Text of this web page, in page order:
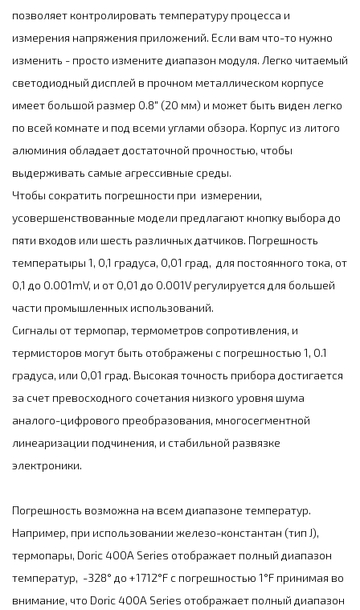
позволяет контролировать температуру процесса и
измерения напряжения приложений. Если вам что-то нужно
изменить - просто измените диапазон модуля. Легко читаемый
светодиодный дисплей в прочном металлическом корпусе
имеет большой размер 0.8" (20 мм) и может быть виден легко
по всей комнате и под всеми углами обзора. Корпус из литого
алюминия обладает достаточной прочностью, чтобы
выдерживать самые агрессивные среды.
Чтобы сократить погрешности при измерении,
усовершенствованные модели предлагают кнопку выбора до
пяти входов или шесть различных датчиков. Погрешность
температыры 1, 0,1 градуса, 0,01 град, для постоянного тока, от
0,1 до 0.001mV, и от 0,01 до 0.001V регулируется для большей
части промышленных использований.
Сигналы от термопар, термометров сопротивления, и
термисторов могут быть отображены с погрешностью 1, 0.1
градуса, или 0,01 град. Высокая точность прибора достигается
за счет превосходного сочетания низкого уровня шума
аналого-цифрового преобразования, многосегментной
линеаризации подчинения, и стабильной развязке
электроники.
Погрешность возможна на всем диапазоне температур.
Например, при использовании железо-константан (тип J),
термопары, Doric 400A Series отображает полный диапазон
температур, -328° до +1712°F с погрешностью 1°F принимая во
внимание, что Doric 400A Series отображает полный диапазон